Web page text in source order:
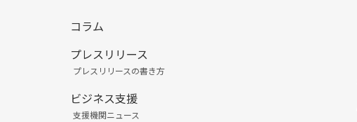
コラム
プレスリリース
プレスリリースの書き方
ビジネス支援
支援機関ニュース